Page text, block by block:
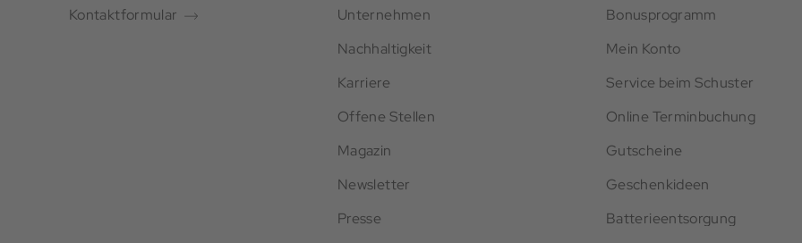
Kontaktformular
Unternehmen
Nachhaltigkeit
Karriere
Offene Stellen
Magazin
Newsletter
Presse
Bonusprogramm
Mein Konto
Service beim Schuster
Online Terminbuchung
Gutscheine
Geschenkideen
Batterieentsorgung